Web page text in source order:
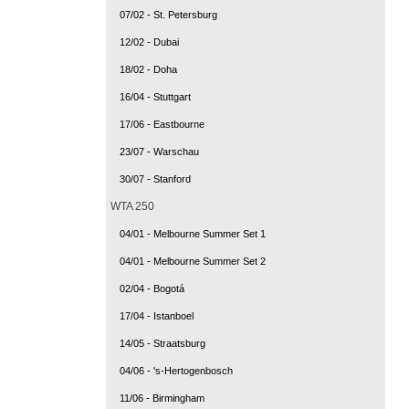
07/02 - St. Petersburg
12/02 - Dubai
18/02 - Doha
16/04 - Stuttgart
17/06 - Eastbourne
23/07 - Warschau
30/07 - Stanford
WTA 250
04/01 - Melbourne Summer Set 1
04/01 - Melbourne Summer Set 2
02/04 - Bogotá
17/04 - Istanboel
14/05 - Straatsburg
04/06 - 's-Hertogenbosch
11/06 - Birmingham